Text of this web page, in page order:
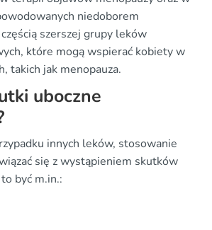
niedoborem
szerszej grupy leków
które mogą wspierać kobiety w
takich jak menopauza.
uboczne
innych leków, stosowanie
się z wystąpieniem skutków
być m.in.: